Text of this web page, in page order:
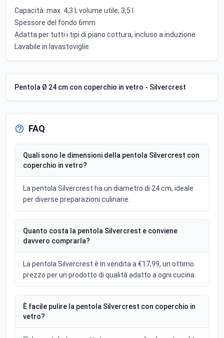
Capacità: max. 4,3 l; volume utile; 3,5 l
Spessore del fondo 6mm
Adatta per tutti i tipi di piano cottura, incluso a induzione
Lavabile in lavastoviglie
Pentola Ø 24 cm con coperchio in vetro - Silvercrest
FAQ
Quali sono le dimensioni della pentola Silvercrest con
coperchio in vetro?
La pentola Silvercrest ha un diametro di 24 cm, ideale
per diverse preparazioni culinarie.
Quanto costa la pentola Silvercrest e conviene
davvero comprarla?
La pentola Silvercrest è in vendita a €17,99, un ottimo
prezzo per un prodotto di qualità adatto a ogni cucina.
È facile pulire la pentola Silvercrest con coperchio in
vetro?